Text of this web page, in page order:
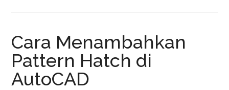
Cara Menambahkan
Pattern Hatch di
AutoCAD